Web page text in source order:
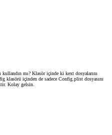
mı? Klasör içinde ki kext dosyalarını
içinden de sadece Config.plist dosyasını
Kolay gelsin.